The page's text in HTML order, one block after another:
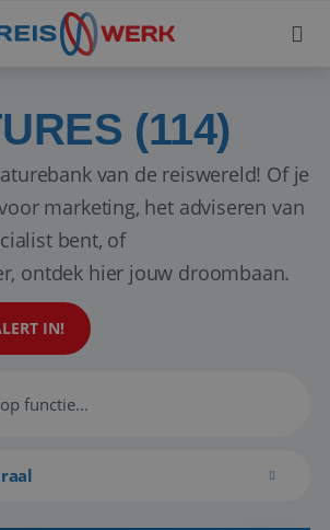
(114)
van de reiswereld! Of je
marketing, het adviseren van
bent, of
ontdek hier jouw droombaan.
IN!